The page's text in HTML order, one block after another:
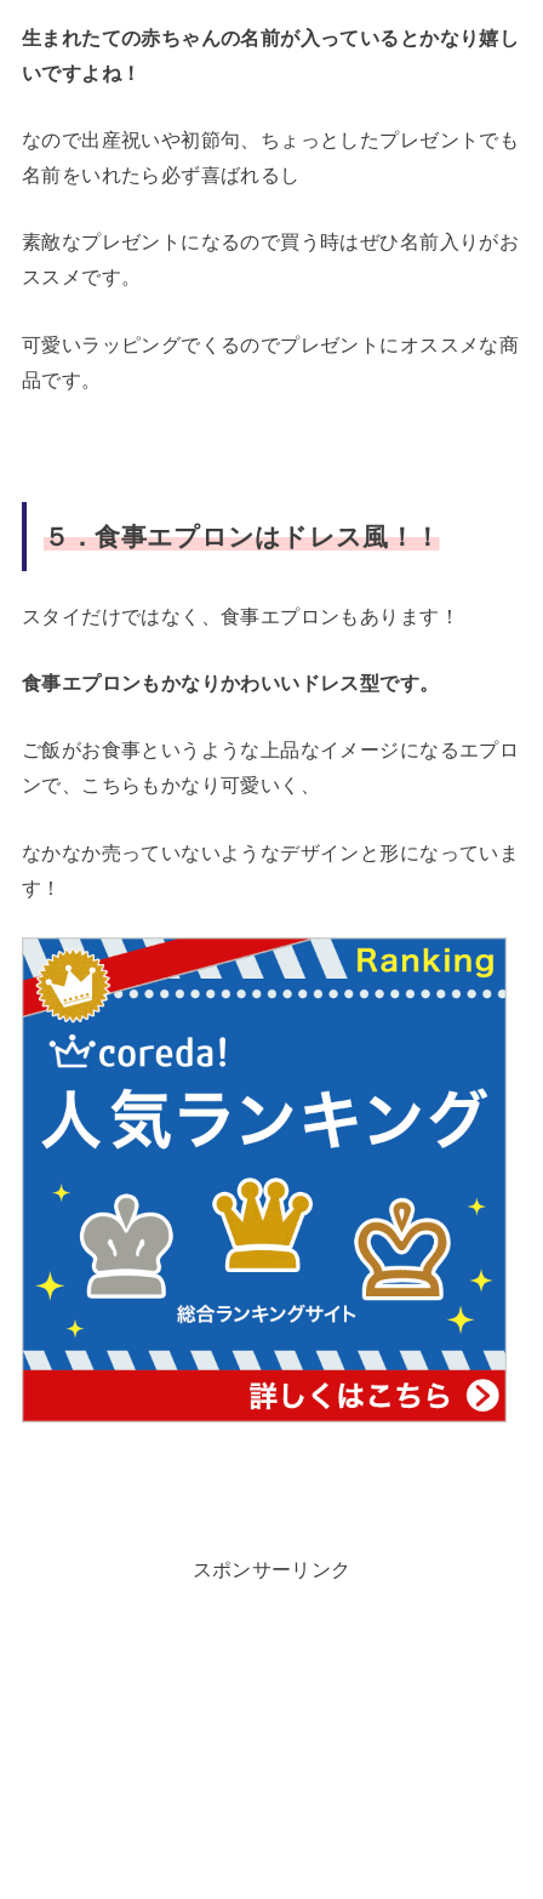
生まれたての赤ちゃんの名前が入っているとかなり嬉し
いですよね！
なので出産祝いや初節句、ちょっとしたプレゼントでも
名前をいれたら必ず喜ばれるし
素敵なプレゼントになるので買う時はぜひ名前入りがお
ススメです。
可愛いラッピングでくるのでプレゼントにオススメな商
品です。
５．食事エプロンはドレス風！！
スタイだけではなく、食事エプロンもあります！
食事エプロンもかなりかわいいドレス型です。
ご飯がお食事というような上品なイメージになるエプロ
ンで、こちらもかなり可愛いく、
なかなか売っていないようなデザインと形になっていま
す！
スポンサーリンク